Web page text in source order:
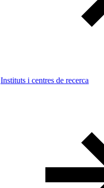
Instituts i centres de recerca